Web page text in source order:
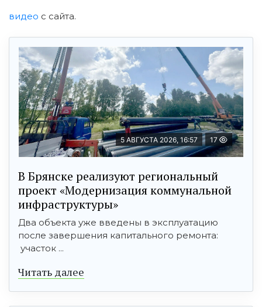
видео с сайта.
5 АВГУСТА 2026, 16:57 17
В Брянске реализуют региональный
проект «Модернизация коммунальной
инфраструктуры»
Два объекта уже введены в эксплуатацию
после завершения капитального ремонта:
участок ...
Читать далее